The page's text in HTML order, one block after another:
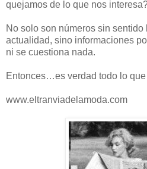
quejamos de lo que nos
No solo son números sin
actualidad, sino informaciones
ni se cuestiona nada.
Entonces…es verdad todo lo
www.eltranviadelamoda.com